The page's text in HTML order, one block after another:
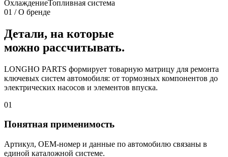
ОхлаждениеТопливная система
01 / О бренде
Детали, на которые
можно рассчитывать.
LONGHO PARTS формирует товарную матрицу для ремонта
ключевых систем автомобиля: от тормозных компонентов до
электрических насосов и элементов впуска.
01
Понятная применимость
Артикул, OEM-номер и данные по автомобилю связаны в
единой каталожной системе.